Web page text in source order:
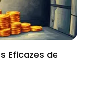
Eficazes de